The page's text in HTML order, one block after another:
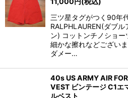
三ツ星タグがつく90年
RALPHLAUREN(ダブ
ン) コットンチノショー
細かな擦れなどござい
ダメー…
40s US ARMY AIR
VEST ビンテージ C1エ
ルベスト